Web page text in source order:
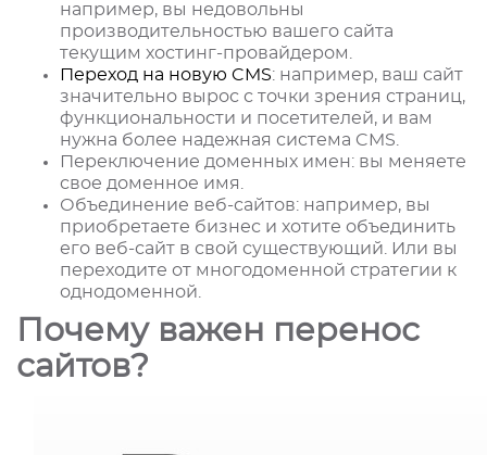
например, вы недовольны
производительностью вашего сайта
текущим хостинг-провайдером.
Переход на новую CMS: например, ваш сайт
значительно вырос с точки зрения страниц,
функциональности и посетителей, и вам
нужна более надежная система CMS.
Переключение доменных имен: вы меняете
свое доменное имя.
Объединение веб-сайтов: например, вы
приобретаете бизнес и хотите объединить
его веб-сайт в свой существующий. Или вы
переходите от многодоменной стратегии к
однодоменной.
Почему важен перенос
сайтов?